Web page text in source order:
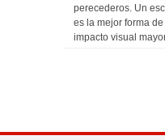
perecederos. Un
es la mejor forma
impacto visual